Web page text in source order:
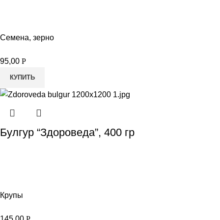
Семена, зерно
95,00 Р
КУПИТЬ
Булгур “Здороведа”, 400 гр
Крупы